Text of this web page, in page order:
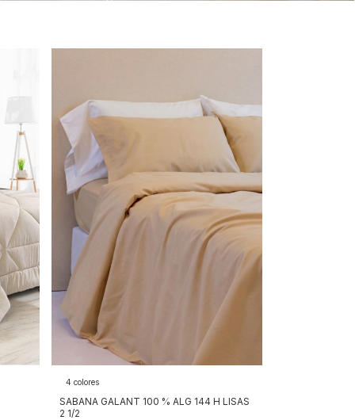
4 colores
SABANA GALANT 100 % ALG 144 H LISAS
2 1/2